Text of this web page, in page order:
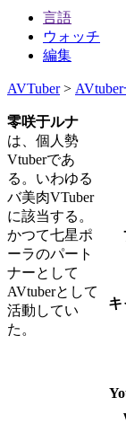
言語
ウォッチ
編集
AVTuber>
キ
零咲于ルナ
は、個人勢
Vtuberであ
る。いわゆる
バ美肉VTuber
に該当する。
かつて七星ポ
ーラのパート
ナーとして
AVtuberとして
活動してい
た。